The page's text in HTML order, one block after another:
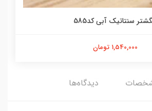
سنتاتیک آبی کد585
1,540,000 تومان
دیدگاه‌ها